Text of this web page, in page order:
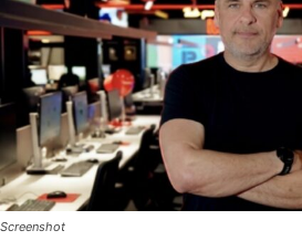
Screenshot